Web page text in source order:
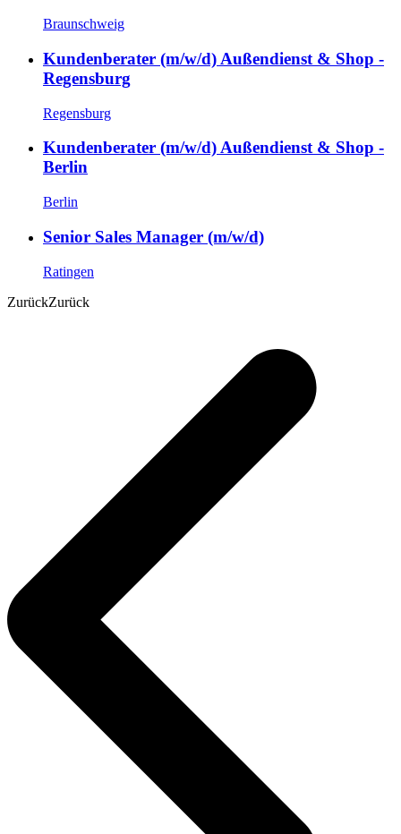
Braunschweig
Kundenberater (m/w/d) Außendienst & Shop -
Regensburg
Regensburg
Kundenberater (m/w/d) Außendienst & Shop -
Berlin
Berlin
Senior Sales Manager (m/w/d)
Ratingen
ZurückZurück